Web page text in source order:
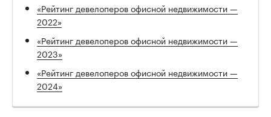
«Рейтинг девелоперов офисной недвижимости —
2022»
«Рейтинг девелоперов офисной недвижимости —
2023»
«Рейтинг девелоперов офисной недвижимости —
2024»